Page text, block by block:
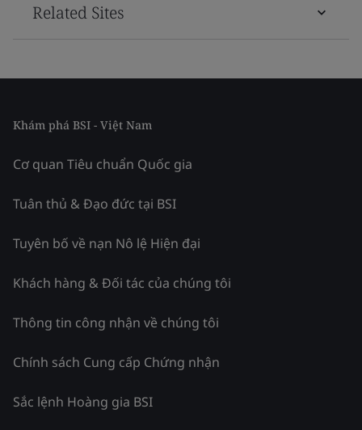
Related Sites
Khám phá BSI - Việt Nam
Cơ quan Tiêu chuẩn Quốc gia
Tuân thủ & Đạo đức tại BSI
Tuyên bố về nạn Nô lệ Hiện đại
Khách hàng & Đối tác của chúng tôi
Thông tin công nhận về chúng tôi
Chính sách Cung cấp Chứng nhận
Sắc lệnh Hoàng gia BSI